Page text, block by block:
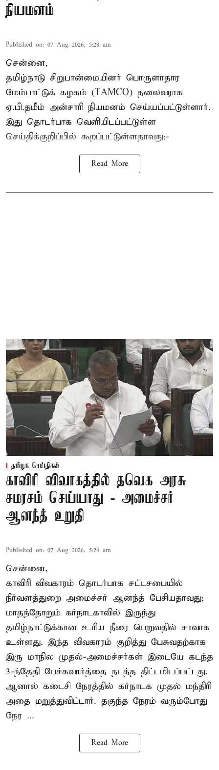
நியமனம்
Published on: 07 Aug 2026, 5:28 am
சென்னை,
தமிழ்நாடு சிறுபான்மையினர் பொருளாதார
மேம்பாட்டுக் கழகம் (TAMCO) தலைவராக
ஏ.பி.தமீம் அன்சாரி நியமனம் செய்யப்பட்டுள்ளார்.
இது தொடர்பாக வெளியிடப்பட்டுள்ள
செய்திக்குறிப்பில் கூறப்பட்டுள்ளதாவது;-
Read More
தமிழக செய்திகள்
காவிரி விவாகத்தில் தவெக அரசு
சமரசம் செய்யாது - அமைச்சர்
ஆனந்த் உறுதி
Published on: 07 Aug 2026, 5:24 am
சென்னை,
காவிரி விவகாரம் தொடர்பாக சட்டசபையில்
நீர்வளத்துறை அமைச்சர் ஆனந்த் பேசியதாவது;
மாதந்தோறும் கர்நாடகாவில் இருந்து
தமிழ்நாட்டுக்கான உரிய நீரை பெறுவதில் சாவாக
உள்ளது. இந்த விவகாரம் குறித்து பேசுவதற்காக
இரு மாநில முதல்-அமைச்சர்கள் இடையே கடந்த
3-ந்தேதி பேச்சுவார்த்தை நடத்த திட்டமிடப்பட்டது.
ஆனால் கடைசி நேரத்தில் கர்நாடக முதல் மந்திரி
அதை மறுத்துவிட்டார். தகுந்த நேரம் வரும்போது
நேர ...
Read More